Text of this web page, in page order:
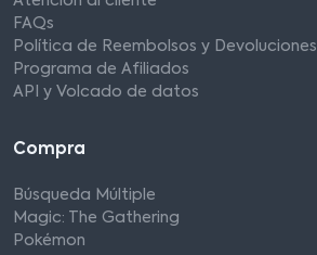
FAQs
Política de Reembolsos y Devoluciones
Programa de Afiliados
API y Volcado de datos
Compra
Búsqueda Múltiple
Magic: The Gathering
Pokémon